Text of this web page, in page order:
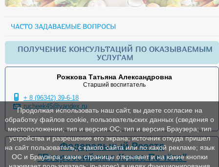
ЧАСТО ЗАДАВАЕМЫЕ ВОПРОСЫ
ПОЛУЧЕНИЕ КОНСУЛЬТАЦИЙ ПО ОКАЗЫВАЕМЫМ
УСЛУГАМ
Рожкова Татьяна Александровна
Старший воспитатель
+ 8 (96342) 39-6-18
rucheek45@yandex.ru
Федеральный Реестр
"Всероссийская Книга Почёта"
Продолжая использовать наш сайт, вы даете согласие на
обработку файлов cookie, пользовательских данных (сведения о
местоположении; тип и версия ОС; тип и версия Браузера; тип
устройства и разрешение его экрана; источник откуда пришел
на сайт пользователь; с какого сайта или по какой рекламе; язык
ОС и Браузера; какие страницы открывает и на какие кнопки